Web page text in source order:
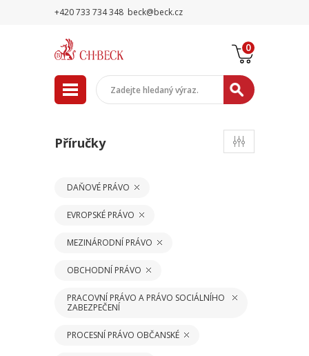
+420 733 734 348 beck@beck.cz
0
Příručky
DAŇOVÉ PRÁVO
EVROPSKÉ PRÁVO
MEZINÁRODNÍ PRÁVO
OBCHODNÍ PRÁVO
PRACOVNÍ PRÁVO A PRÁVO SOCIÁLNÍHO
ZABEZPEČENÍ
PROCESNÍ PRÁVO OBČANSKÉ